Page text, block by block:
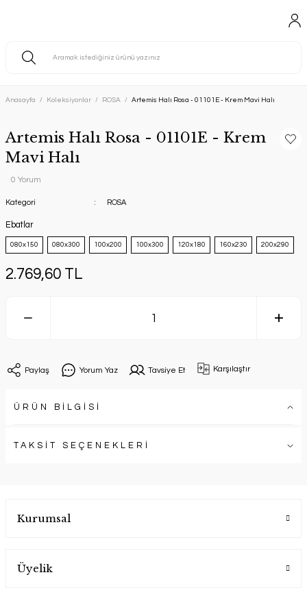
Anasayfa Koleksiyonlar ROSA Artemis Halı Rosa - 01101E - Krem Mavi Halı
Artemis Halı Rosa - 01101E - Krem
Mavi Halı
0 Yorum
Kategori ROSA
Ebatlar
080x150 080x300 100x200 100x300 120x180 160x230 200x290
2.769,60 TL
Paylaş Yorum Yaz Tavsiye Et Karşılaştır
ÜRÜN BİLGİSİ
TAKSİT SEÇENEKLERİ
Kurumsal
Üyelik